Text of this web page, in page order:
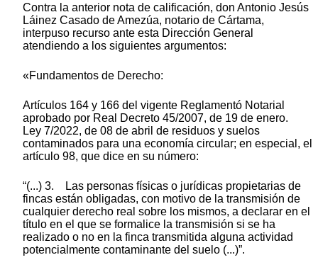
Contra la anterior nota de calificación, don Antonio Jesús
Láinez Casado de Amezúa, notario de Cártama,
interpuso recurso ante esta Dirección General
atendiendo a los siguientes argumentos:
«Fundamentos de Derecho:
Artículos 164 y 166 del vigente Reglamentó Notarial
aprobado por Real Decreto 45/2007, de 19 de enero.
Ley 7/2022, de 08 de abril de residuos y suelos
contaminados para una economía circular; en especial, el
artículo 98, que dice en su número:
“(...) 3. Las personas físicas o jurídicas propietarias de
fincas están obligadas, con motivo de la transmisión de
cualquier derecho real sobre los mismos, a declarar en el
título en el que se formalice la transmisión si se ha
realizado o no en la finca transmitida alguna actividad
potencialmente contaminante del suelo (...)”.